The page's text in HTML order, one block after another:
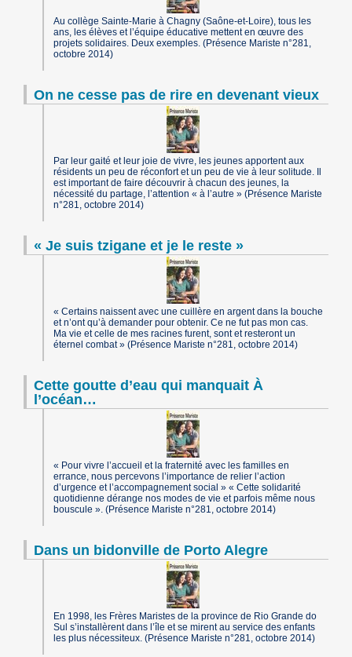
Au collège Sainte-Marie à Chagny (Saône-et-Loire), tous les
ans, les élèves et l’équipe éducative mettent en œuvre des
projets solidaires. Deux exemples. (Présence Mariste n°281,
octobre 2014)
On ne cesse pas de rire en devenant vieux
Par leur gaité et leur joie de vivre, les jeunes apportent aux
résidents un peu de réconfort et un peu de vie à leur solitude. Il
est important de faire découvrir à chacun des jeunes, la
nécessité du partage, l’attention « à l’autre » (Présence Mariste
n°281, octobre 2014)
« Je suis tzigane et je le reste »
« Certains naissent avec une cuillère en argent dans la bouche
et n’ont qu’à demander pour obtenir. Ce ne fut pas mon cas.
Ma vie et celle de mes racines furent, sont et resteront un
éternel combat » (Présence Mariste n°281, octobre 2014)
Cette goutte d’eau qui manquait À
l’océan…
« Pour vivre l’accueil et la fraternité avec les familles en
errance, nous percevons l’importance de relier l’action
d’urgence et l’accompagnement social » « Cette solidarité
quotidienne dérange nos modes de vie et parfois même nous
bouscule ». (Présence Mariste n°281, octobre 2014)
Dans un bidonville de Porto Alegre
En 1998, les Frères Maristes de la province de Rio Grande do
Sul s’installèrent dans l’île et se mirent au service des enfants
les plus nécessiteux. (Présence Mariste n°281, octobre 2014)